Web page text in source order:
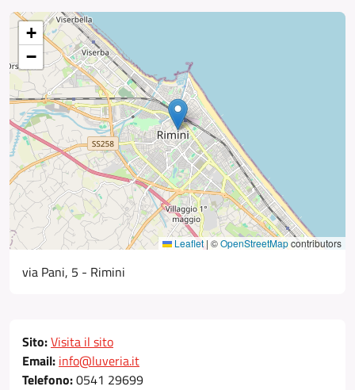
+
−
Leaflet | ©OpenStreetMapcontributors
via Pani, 5 - Rimini
Sito:Visita il sito
Email: info@luveria.it
Telefono:0541 29699